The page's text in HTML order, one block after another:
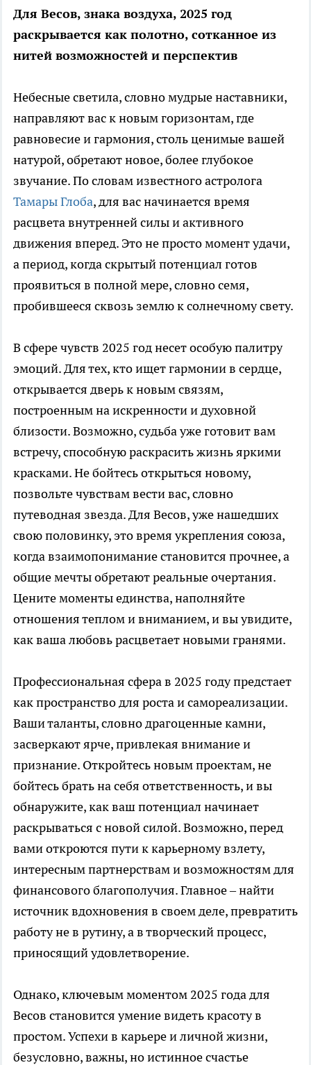
Для Весов, знака воздуха, 2025 год
раскрывается как полотно, сотканное из
нитей возможностей и перспектив
Небесные светила, словно мудрые наставники,
направляют вас к новым горизонтам, где
равновесие и гармония, столь ценимые вашей
натурой, обретают новое, более глубокое
звучание. По словам известного астролога
Тамары Глоба, для вас начинается время
расцвета внутренней силы и активного
движения вперед. Это не просто момент удачи,
а период, когда скрытый потенциал готов
проявиться в полной мере, словно семя,
пробившееся сквозь землю к солнечному свету.
В сфере чувств 2025 год несет особую палитру
эмоций. Для тех, кто ищет гармонии в сердце,
открывается дверь к новым связям,
построенным на искренности и духовной
близости. Возможно, судьба уже готовит вам
встречу, способную раскрасить жизнь яркими
красками. Не бойтесь открыться новому,
позвольте чувствам вести вас, словно
путеводная звезда. Для Весов, уже нашедших
свою половинку, это время укрепления союза,
когда взаимопонимание становится прочнее, а
общие мечты обретают реальные очертания.
Цените моменты единства, наполняйте
отношения теплом и вниманием, и вы увидите,
как ваша любовь расцветает новыми гранями.
Профессиональная сфера в 2025 году предстает
как пространство для роста и самореализации.
Ваши таланты, словно драгоценные камни,
засверкают ярче, привлекая внимание и
признание. Откройтесь новым проектам, не
бойтесь брать на себя ответственность, и вы
обнаружите, как ваш потенциал начинает
раскрываться с новой силой. Возможно, перед
вами откроются пути к карьерному взлету,
интересным партнерствам и возможностям для
финансового благополучия. Главное – найти
источник вдохновения в своем деле, превратить
работу не в рутину, а в творческий процесс,
приносящий удовлетворение.
Однако, ключевым моментом 2025 года для
Весов становится умение видеть красоту в
простом. Успехи в карьере и личной жизни,
безусловно, важны, но истинное счастье